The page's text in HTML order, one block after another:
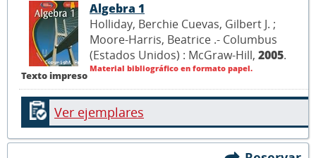
Texto impreso
Algebra 1
Holliday, Berchie Cuevas, Gilbert J. ;
Moore-Harris, Beatrice .- Columbus
(Estados Unidos) : McGraw-Hill, 2005.
Material bibliográfico en formato papel.
Ver ejemplares